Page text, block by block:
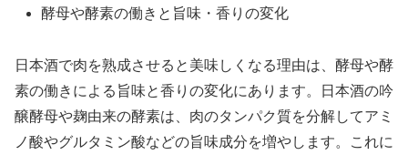
酵母や酵素の働きと旨味・香りの変化
日本酒で肉を熟成させると美味しくなる理由は、酵母や酵
素の働きによる旨味と香りの変化にあります。日本酒の吟
醸酵母や麹由来の酵素は、肉のタンパク質を分解してアミ
ノ酸やグルタミン酸などの旨味成分を増やします。これに